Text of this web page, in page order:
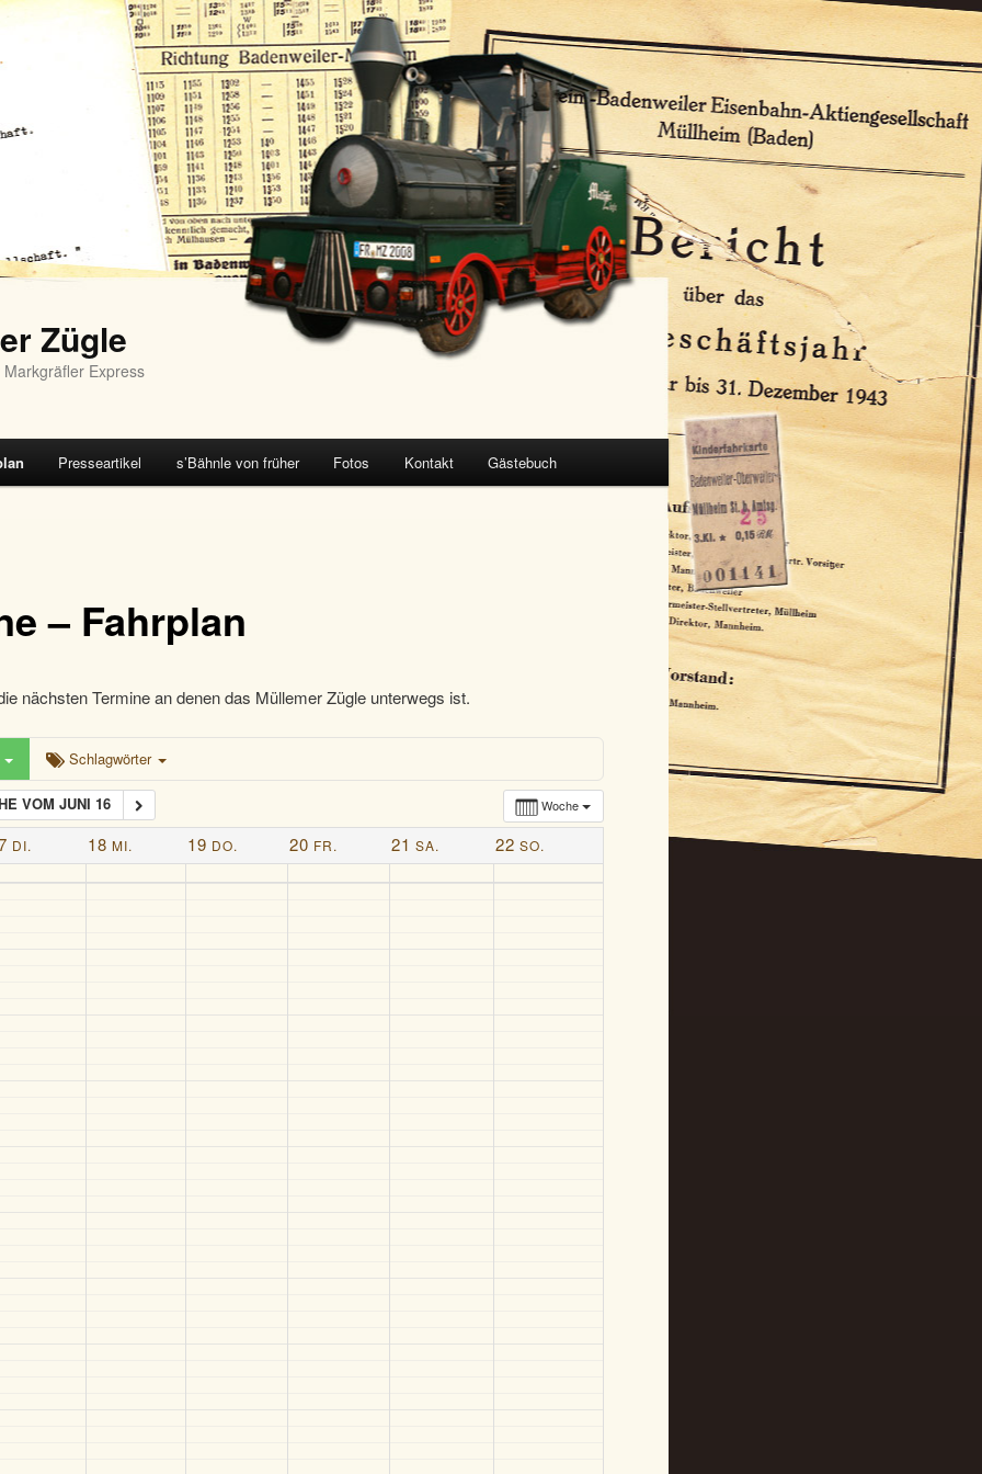
Zügle
Express
Presseartikel s’Bähnle von früher Fotos Kontakt Gästebuch
– Fahrplan
nächsten Termine an denen das Müllemer Zügle unterwegs ist.
Schlagwörter
Woche
VOM JUNI 16
DI. 18 MI. 19 DO. 20 FR. 21 SA. 22 SO.